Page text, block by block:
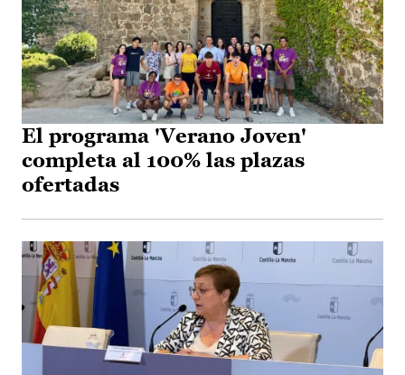
El programa 'Verano Joven'
completa al 100% las plazas
ofertadas